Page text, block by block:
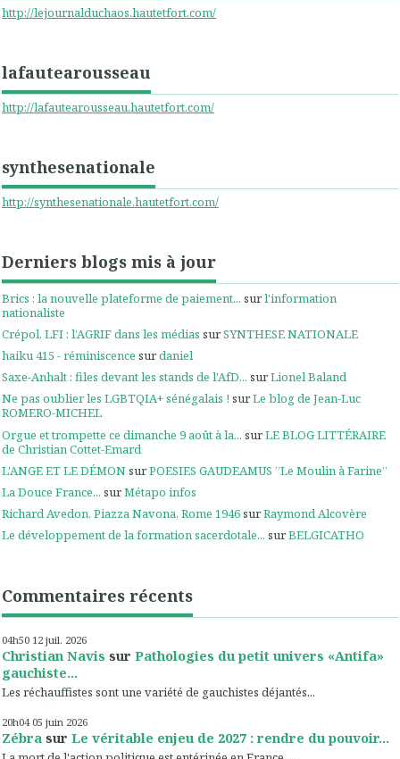
http://lejournalduchaos.hautetfort.com/
lafautearousseau
http://lafautearousseau.hautetfort.com/
synthesenationale
http://synthesenationale.hautetfort.com/
Derniers blogs mis à jour
Brics : la nouvelle plateforme de paiement... surl'information
nationaliste
Crépol, LFI : l’AGRIF dans les médias surSYNTHESE NATIONALE
haiku 415 - réminiscence surdaniel
Saxe-Anhalt : files devant les stands de l'AfD... surLionel Baland
Ne pas oublier les LGBTQIA+ sénégalais ! surLe blog de Jean-Luc
ROMERO-MICHEL
Orgue et trompette ce dimanche 9 août à la... surLE BLOG LITTÉRAIRE
de Christian Cottet-Emard
L'ANGE ET LE DÉMONsurPOESIES GAUDEAMUS ”Le Moulin à Farine”
La Douce France... surMétapo infos
Richard Avedon, Piazza Navona, Rome 1946surRaymond Alcovère
Le développement de la formation sacerdotale... surBELGICATHO
Commentaires récents
04h50 12 juil. 2026
Christian Navis sur Pathologies du petit univers «Antifa»
gauchiste...
Les réchauffistes sont une variété de gauchistes déjantés...
20h04 05 juin 2026
Zébra sur Le véritable enjeu de 2027 : rendre du pouvoir...